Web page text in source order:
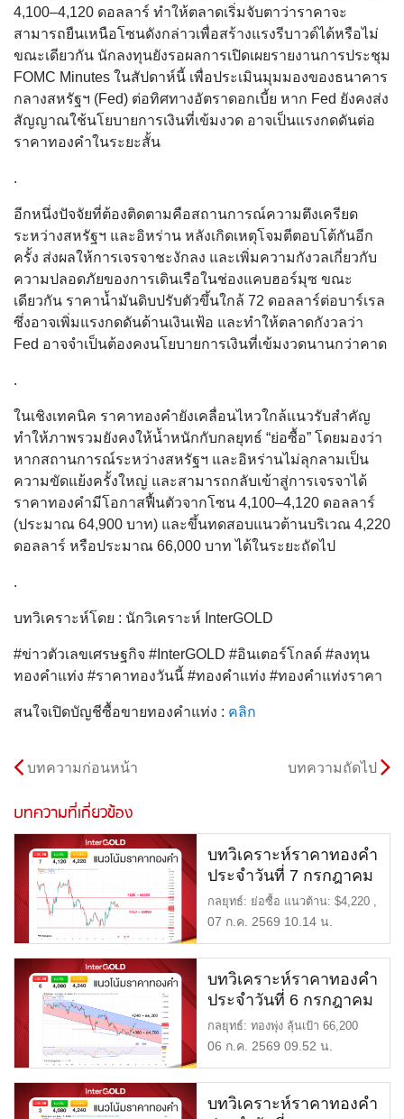
4,100–4,120 ดอลลาร์ ทำให้ตลาดเริ่มจับตาว่าราคาจะ
สามารถยืนเหนือโซนดังกล่าวเพื่อสร้างแรงรีบาวด์ได้หรือไม่
ขณะเดียวกัน นักลงทุนยังรอผลการเปิดเผยรายงานการประชุม
FOMC Minutes ในสัปดาห์นี้ เพื่อประเมินมุมมองของธนาคาร
กลางสหรัฐฯ (Fed) ต่อทิศทางอัตราดอกเบี้ย หาก Fed ยังคงส่ง
สัญญาณใช้นโยบายการเงินที่เข้มงวด อาจเป็นแรงกดดันต่อ
ราคาทองคำในระยะสั้น
.
อีกหนึ่งปัจจัยที่ต้องติดตามคือสถานการณ์ความตึงเครียด
ระหว่างสหรัฐฯ และอิหร่าน หลังเกิดเหตุโจมตีตอบโต้กันอีก
ครั้ง ส่งผลให้การเจรจาชะงักลง และเพิ่มความกังวลเกี่ยวกับ
ความปลอดภัยของการเดินเรือในช่องแคบฮอร์มุซ ขณะ
เดียวกัน ราคาน้ำมันดิบปรับตัวขึ้นใกล้ 72 ดอลลาร์ต่อบาร์เรล
ซึ่งอาจเพิ่มแรงกดดันด้านเงินเฟ้อ และทำให้ตลาดกังวลว่า
Fed อาจจำเป็นต้องคงนโยบายการเงินที่เข้มงวดนานกว่าคาด
.
ในเชิงเทคนิค ราคาทองคำยังเคลื่อนไหวใกล้แนวรับสำคัญ
ทำให้ภาพรวมยังคงให้น้ำหนักกับกลยุทธ์ “ย่อซื้อ” โดยมองว่า
หากสถานการณ์ระหว่างสหรัฐฯ และอิหร่านไม่ลุกลามเป็น
ความขัดแย้งครั้งใหญ่ และสามารถกลับเข้าสู่การเจรจาได้
ราคาทองคำมีโอกาสฟื้นตัวจากโซน 4,100–4,120 ดอลลาร์
(ประมาณ 64,900 บาท) และขึ้นทดสอบแนวต้านบริเวณ 4,220
ดอลลาร์ หรือประมาณ 66,000 บาท ได้ในระยะถัดไป
.
บทวิเคราะห์โดย : นักวิเคราะห์ InterGOLD
#ข่าวตัวเลขเศรษฐกิจ #InterGOLD #อินเตอร์โกลด์ #ลงทุน
ทองคำแท่ง #ราคาทองวันนี้ #ทองคำแท่ง #ทองคำแท่งราคา
สนใจเปิดบัญชีซื้อขายทองคำแท่ง : คลิก
บทความก่อนหน้า บทความถัดไป
บทความที่เกี่ยวข้อง
บทวิเคราะห์ราคาทองคำ
ประจำวันที่ 7 กรกฎาคม
2569
กลยุทธ์: ย่อซื้อ แนวต้าน: $4,220 ,
66,000 บาท แนวรับ: $ […]
07 ก.ค. 2569 10.14 น.
บทวิเคราะห์ราคาทองคำ
ประจำวันที่ 6 กรกฎาคม
2569
กลยุทธ์: ทองพุ่ง ลุ้นเป้า 66,200
แนวต้าน: $4,240 , 66,2 […]
06 ก.ค. 2569 09.52 น.
บทวิเคราะห์ราคาทองคำ